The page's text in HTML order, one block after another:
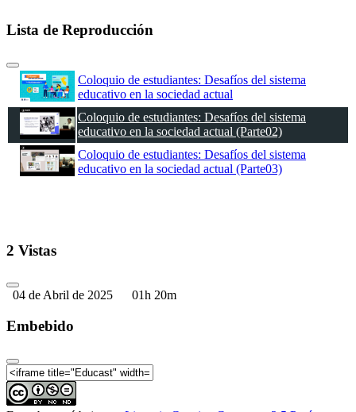
Lista de Reproducción
Coloquio de estudiantes: Desafíos del sistema
educativo en la sociedad actual
Coloquio de estudiantes: Desafíos del sistema
educativo en la sociedad actual (Parte02)
Coloquio de estudiantes: Desafíos del sistema
educativo en la sociedad actual (Parte03)
2 Vistas
04 de Abril de 2025 01h 20m
Embebido